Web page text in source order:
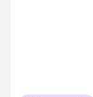
Colori
I segnalatori
colorazioni per